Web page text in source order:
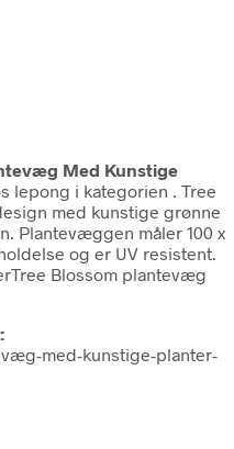
Med Kunstige
lepong i kategorien . Tree
med kunstige grønne
Plantevæggen måler 100 x
og er UV resistent.
Blossom plantevæg
med-kunstige-planter-